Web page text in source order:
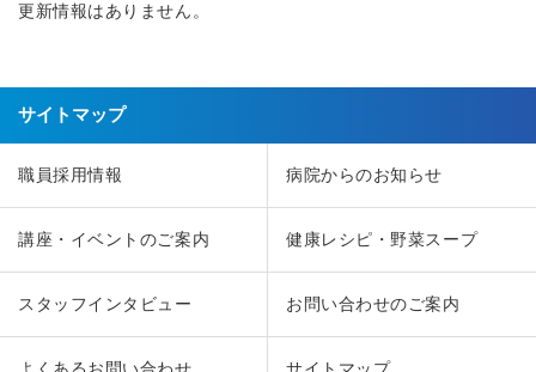
更新情報はありません。
サイトマップ
職員採用情報 病院からのお知らせ
講座・イベントのご案内 健康レシピ・野菜スープ
スタッフインタビュー お問い合わせのご案内